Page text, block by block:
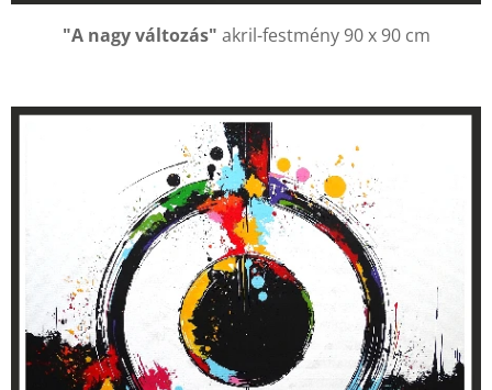
"A nagy változás" akril-festmény 90 x 90 cm